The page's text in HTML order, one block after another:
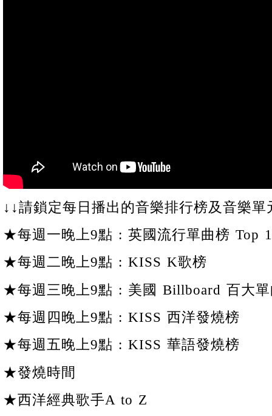
↓↓請鎖定每日播出的音樂排行榜及音樂單
★每週一晚上9點 : 英國流行單曲榜 Top
★每週二晚上9點 : KISS K歌榜
★每週三晚上9點 : 美國 Billboard 百大
★每週四晚上9點 : KISS 西洋發燒榜
★每週五晚上9點 : KISS 華語發燒榜
★發燒時間
★西洋經典歌手A to Z